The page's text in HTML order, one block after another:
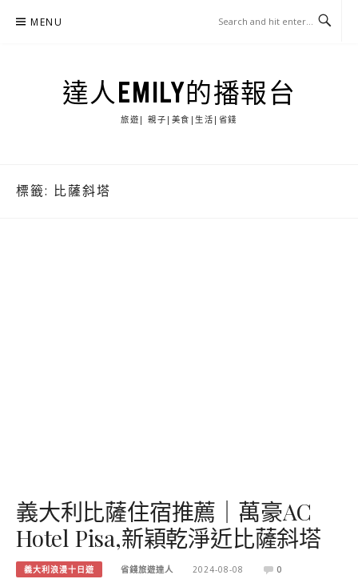
MENU
達人EMILY的播報台
旅遊| 親子|美食|生活|省錢
標籤: 比薩斜塔
義大利比薩住宿推薦｜萬豪AC
Hotel Pisa,新穎乾淨近比薩斜塔
義大利浪漫十日遊 省錢旅遊達人 2024-08-08 0